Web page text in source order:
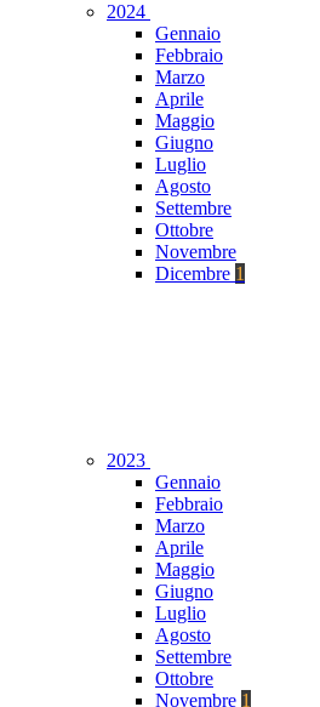
2024
Gennaio
Febbraio
Marzo
Aprile
Maggio
Giugno
Luglio
Agosto
Settembre
Ottobre
Novembre
Dicembre 1
2023
Gennaio
Febbraio
Marzo
Aprile
Maggio
Giugno
Luglio
Agosto
Settembre
Ottobre
Novembre 1